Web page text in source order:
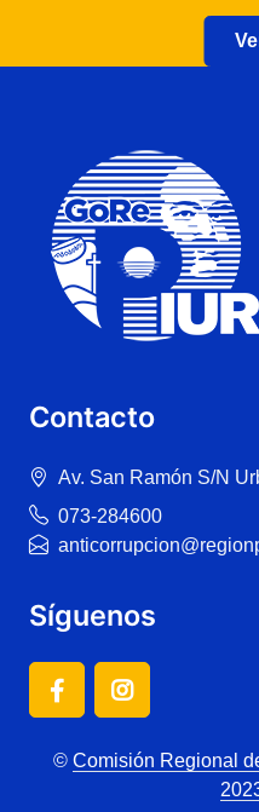
Contacto
Av. San Ramón S/N
073-284600
Síguenos
© Comisión Regional